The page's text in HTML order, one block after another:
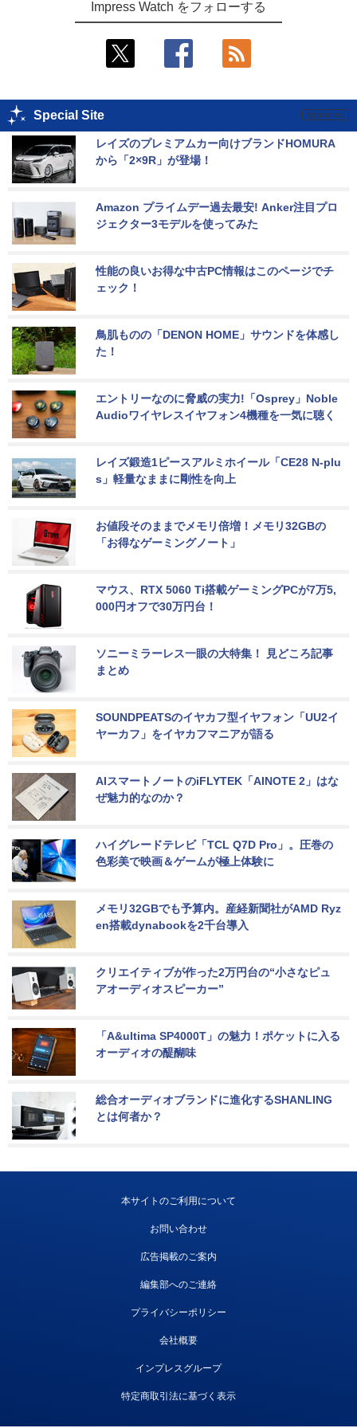
Impress Watch をフォローする
Special Site
レイズのプレミアムカー向けブランドHOMURA
から「2×9R」が登場！
Amazon プライムデー過去最安! Anker注目プロ
ジェクター3モデルを使ってみた
性能の良いお得な中古PC情報はこのページでチ
ェック！
鳥肌ものの「DENON HOME」サウンドを体感し
た！
エントリーなのに脅威の実力!「Osprey」Noble
Audioワイヤレスイヤフォン4機種を一気に聴く
レイズ鍛造1ピースアルミホイール「CE28 N-plu
s」軽量なままに剛性を向上
お値段そのままでメモリ倍増！メモリ32GBの
「お得なゲーミングノート」
マウス、RTX 5060 Ti搭載ゲーミングPCが7万5,
000円オフで30万円台！
ソニーミラーレス一眼の大特集！ 見どころ記事
まとめ
SOUNDPEATSのイヤカフ型イヤフォン「UU2イ
ヤーカフ」をイヤカフマニアが語る
AIスマートノートのiFLYTEK「AINOTE 2」はな
ぜ魅力的なのか？
ハイグレードテレビ「TCL Q7D Pro」。圧巻の
色彩美で映画＆ゲームが極上体験に
メモリ32GBでも予算内。産経新聞社がAMD Ryz
en搭載dynabookを2千台導入
クリエイティブが作った2万円台の“小さなピュ
アオーディオスピーカー”
「A&ultima SP4000T」の魅力！ポケットに入る
オーディオの醍醐味
総合オーディオブランドに進化するSHANLING
とは何者か？
本サイトのご利用について
お問い合わせ
広告掲載のご案内
編集部へのご連絡
プライバシーポリシー
会社概要
インプレスグループ
特定商取引法に基づく表示